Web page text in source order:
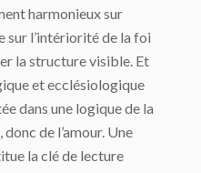
harmonieux sur
sur l’intériorité de la foi
la structure visible. Et
et ecclésiologique
dans une logique de la
de l’amour. Une
la clé de lecture